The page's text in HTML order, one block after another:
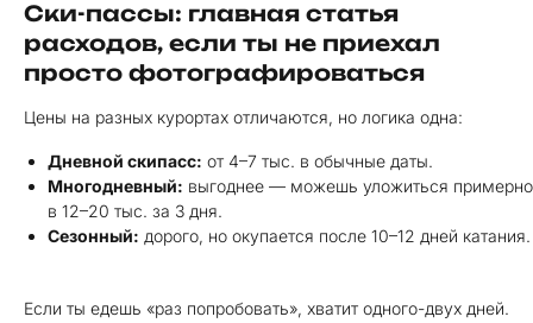
Ски-пассы: главная статья
расходов, если ты не приехал
просто фотографироваться
Цены на разных курортах отличаются, но логика одна:
Дневной скипасс: от 4–7 тыс. в обычные даты.
Многодневный: выгоднее — можешь уложиться примерно
в 12–20 тыс. за 3 дня.
Сезонный: дорого, но окупается после 10–12 дней катания.
Если ты едешь «раз попробовать», хватит одного-двух дней.